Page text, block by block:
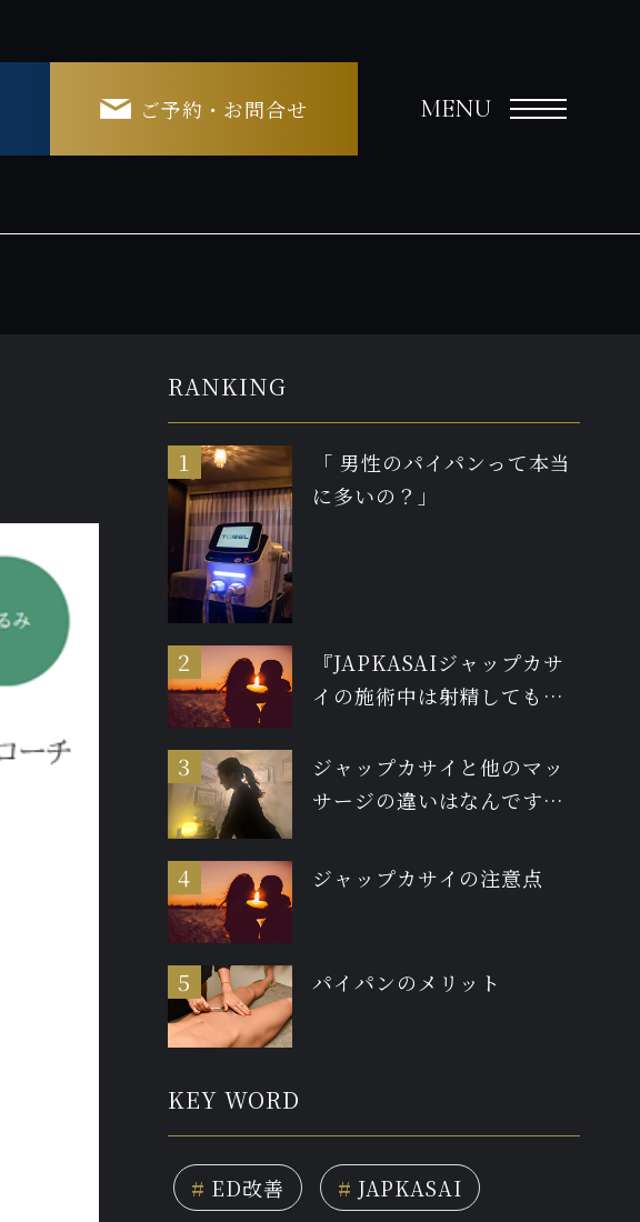
ご予約・お問合せ MENU
RANKING
「 男性のパイパンって本当
に多いの？」
『JAPKASAIジャップカサ
イの施術中は射精しても大
ジャップカサイと他のマッ
サージの違いはなんです
ジャップカサイの注意点
パイパンのメリット
KEY WORD
# ED改善 # JAPKASAI